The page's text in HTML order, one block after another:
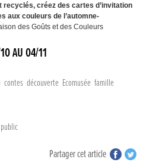
recyclés, créez des cartes d’invitation
aux couleurs de l’automne-
des Goûts et des Couleurs
AU 04/11
contes découverte Ecomusée famille
Partager cet article